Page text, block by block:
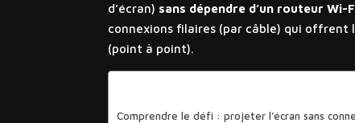
d’écran) sans dépendre d’un routeur
connexions filaires (par câble) qui offrent
(point à point).
Comprendre le défi : projeter l’écran sans